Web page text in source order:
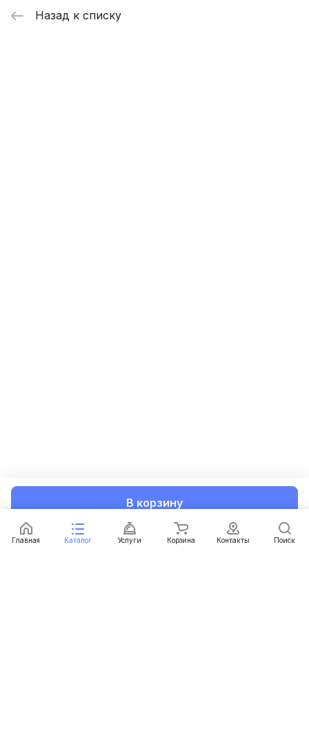
В корзину
Назад к списку
Главная Каталог Услуги Корзина Контакты Поиск